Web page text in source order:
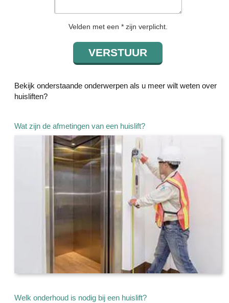
Velden met een * zijn verplicht.
Bekijk onderstaande onderwerpen als u meer wilt weten over
huisliften?
Wat zijn de afmetingen van een huislift?
Welk onderhoud is nodig bij een huislift?